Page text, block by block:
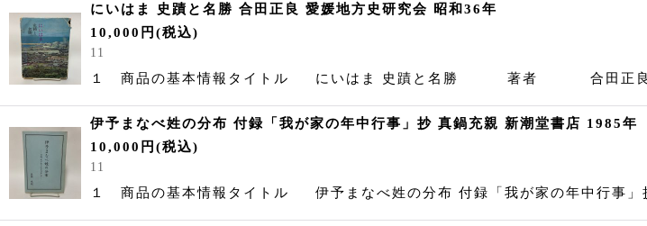
にいはま 史蹟と名勝 合田正良 愛媛地方史研究会 昭和36年
10,000 円 (税込)
11
１ 商品の基本情報タイトル にいはま 史蹟と名勝 著者 合田正
伊予まなべ姓の分布 付録「我が家の年中行事」抄 真鍋充親 新潮堂書店 1985年
10,000 円 (税込)
11
１ 商品の基本情報タイトル 伊予まなべ姓の分布 付録「我が家の年